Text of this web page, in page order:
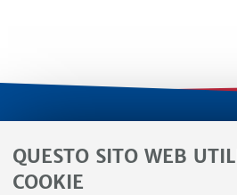
QUESTO SITO WEB
COOKIE